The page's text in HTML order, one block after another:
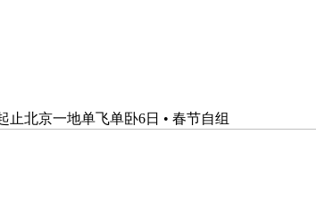
止北京一地单飞单卧6日 • 春节自组